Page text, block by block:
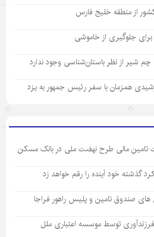
جلوگیری از خاموشی
شیر از نظر باستان‌شناسی وجود ندارد
تامین مالی طرح نهضت ملی در بانک مسکن
گذشته خود آینده را رقم خواهد زد
صندوق تامین و پلیس راهور فراجا